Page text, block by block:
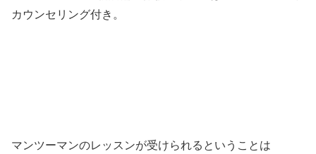
カウンセリング付き。
マンツーマンのレッスンが受けられるということは